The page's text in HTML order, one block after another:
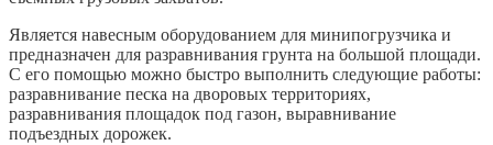
Является навесным оборудованием для минипогрузчика и
предназначен для разравнивания грунта на большой площади.
С его помощью можно быстро выполнить следующие работы:
разравнивание песка на дворовых территориях,
разравнивания площадок под газон, выравнивание
подъездных дорожек.